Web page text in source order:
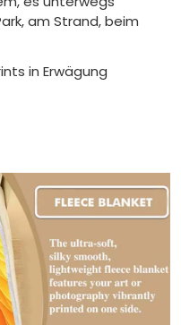
am Strand, beim
in Erwägung